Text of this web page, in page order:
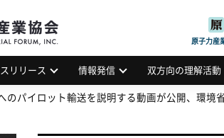
JAPAN ATOMIC INDUSTRIAL
原子力産
リリース 情報発信 双方向の理解活動
のパイロット輸送を説明する動画が公開、環境